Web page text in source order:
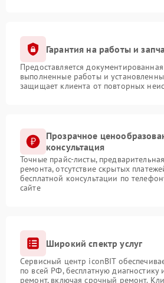
Гарантия на работы и
Предоставляется
выполненные работы и
защищает клиента от повторных
Прозрачное
консультация
Точные прайс-листы,
ремонта, отсутствие скрытых
бесплатной консультации по
сайте
Широкий спектр услуг
Сервисный центр iconBIT
по всей РФ, бесплатную диагностику
ремонт, включая срочный ремонт.